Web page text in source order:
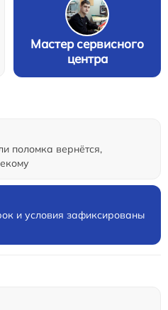
Мастер сервисного
центра
поломка вернётся,
и условия зафиксированы